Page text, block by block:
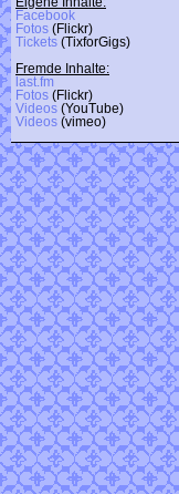
Facebook
Fotos (Flickr)
Tickets (TixforGigs)
Fremde Inhalte:
last.fm
Fotos (Flickr)
Videos (YouTube)
Videos (vimeo)